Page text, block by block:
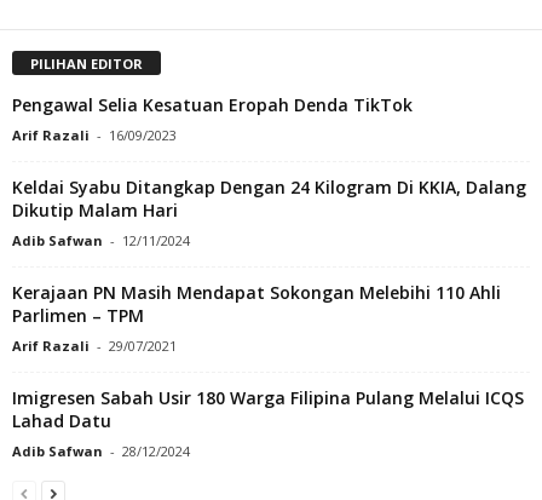
PILIHAN EDITOR
Pengawal Selia Kesatuan Eropah Denda TikTok
Arif Razali - 16/09/2023
Keldai Syabu Ditangkap Dengan 24 Kilogram Di KKIA, Dalang
Dikutip Malam Hari
Adib Safwan - 12/11/2024
Kerajaan PN Masih Mendapat Sokongan Melebihi 110 Ahli
Parlimen – TPM
Arif Razali - 29/07/2021
Imigresen Sabah Usir 180 Warga Filipina Pulang Melalui ICQS
Lahad Datu
Adib Safwan - 28/12/2024